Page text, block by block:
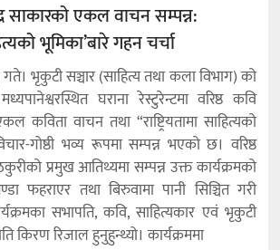
साकारको एकल वाचन सम्पन्न:
भूमिका’बारे गहन चर्चा
भृकुटी सञ्चार (साहित्य तथा कला विभाग) को
घराना रेस्टुरेन्टमा वरिष्ठ कवि
कविता वाचन तथा “राष्ट्रियतामा साहित्यको
गोष्ठी भव्य रूपमा सम्पन्न भएको छ। वरिष्ठ
प्रमुख आतिथ्यमा सम्पन्न उक्त कार्यक्रमको
फहराएर तथा बिरुवामा पानी सिञ्चित गरी
सभापति, कवि, साहित्यकार एवं भृकुटी
किरण रिजाल हुनुहुन्थ्यो। कार्यक्रममा